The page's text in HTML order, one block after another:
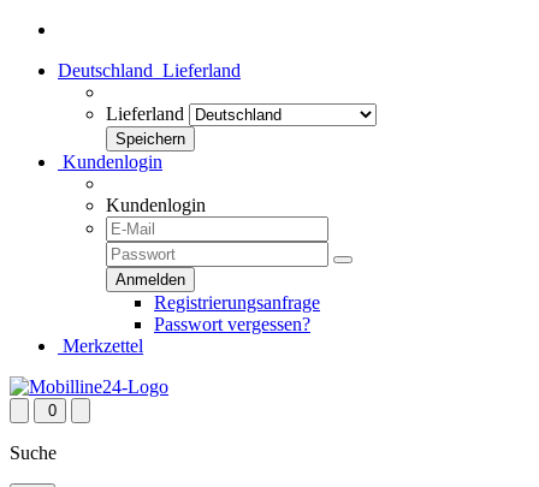
Deutschland Lieferland
Lieferland
Kundenlogin
Kundenlogin
Registrierungsanfrage
Passwort vergessen?
Merkzettel
0
Suche